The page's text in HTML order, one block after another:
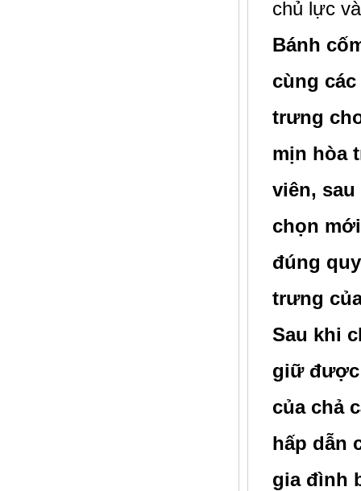
chủ lực
Bánh
cùng
trưng
mịn hòa
viên,
chọn
đúng
trưng
Sau khi
giữ được
của chả
hấp dẫn
gia đình